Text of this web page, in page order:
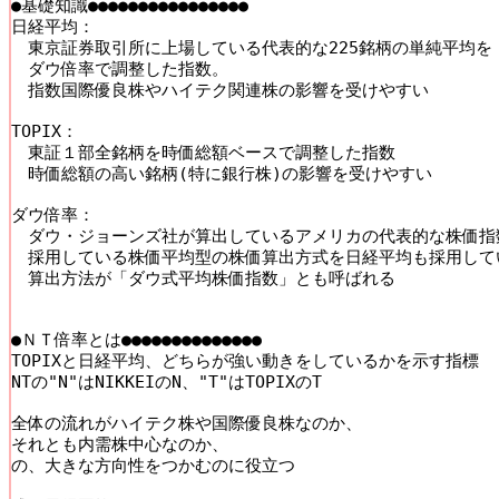
●基礎知識●●●●●●●●●●●●●●●●
日経平均：
東京証券取引所に上場している代表的な225銘柄の単純平均を
ダウ倍率で調整した指数。
指数国際優良株やハイテク関連株の影響を受けやすい
TOPIX：
東証１部全銘柄を時価総額ベースで調整した指数
時価総額の高い銘柄(特に銀行株)の影響を受けやすい
ダウ倍率：
ダウ・ジョーンズ社が算出しているアメリカの代表的な株価指
採用している株価平均型の株価算出方式を日経平均も採用して
算出方法が「ダウ式平均株価指数」とも呼ばれる
●ＮＴ倍率とは●●●●●●●●●●●●●●
TOPIXと日経平均、どちらが強い動きをしているかを示す指標
NTの"N"はNIKKEIのN、"T"はTOPIXのT
全体の流れがハイテク株や国際優良株なのか、
それとも内需株中心なのか、
の、大きな方向性をつかむのに役立つ